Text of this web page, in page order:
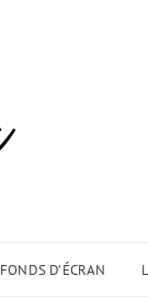
FONDS D’ÉCRAN